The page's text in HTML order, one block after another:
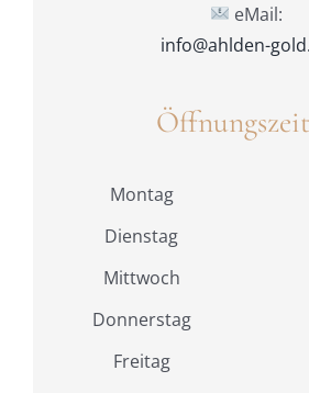
eMail:
info@ahlden-
Montag
Dienstag
Mittwoch
Donnerstag
Freitag